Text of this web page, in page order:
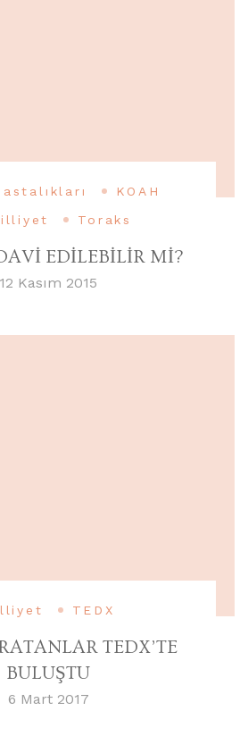
KOAH
Toraks
EDİLEBİLİR Mİ?
12 Kasım 2015
TEDX
TEDX’TE
BULUŞTU
6 Mart 2017